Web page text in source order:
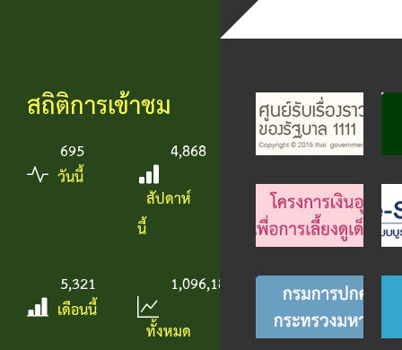
สถิติการเข้าชม
695
วันนี้
4,868
สัปดาห์
นี้
5,321
เดือนนี้
1,096,188
ทั้งหมด